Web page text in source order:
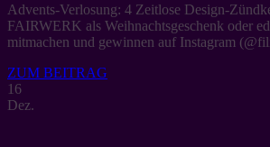
Advents-Verlosung: 4 Zeitlose Design-
FAIRWERK als Weihnachtsgeschenk oder
mitmachen und gewinnen auf Instagram
ZUM BEITRAG
16
Dez.